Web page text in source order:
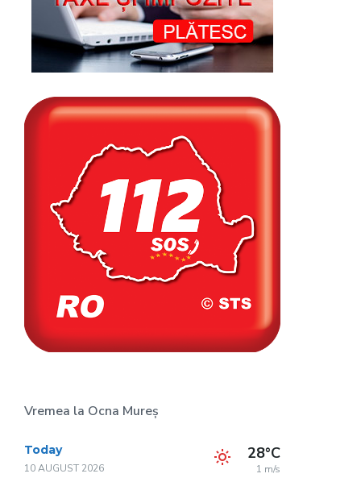
Vremea la Ocna Mureș
Today
10 AUGUST 2026
28°C
1 m/s